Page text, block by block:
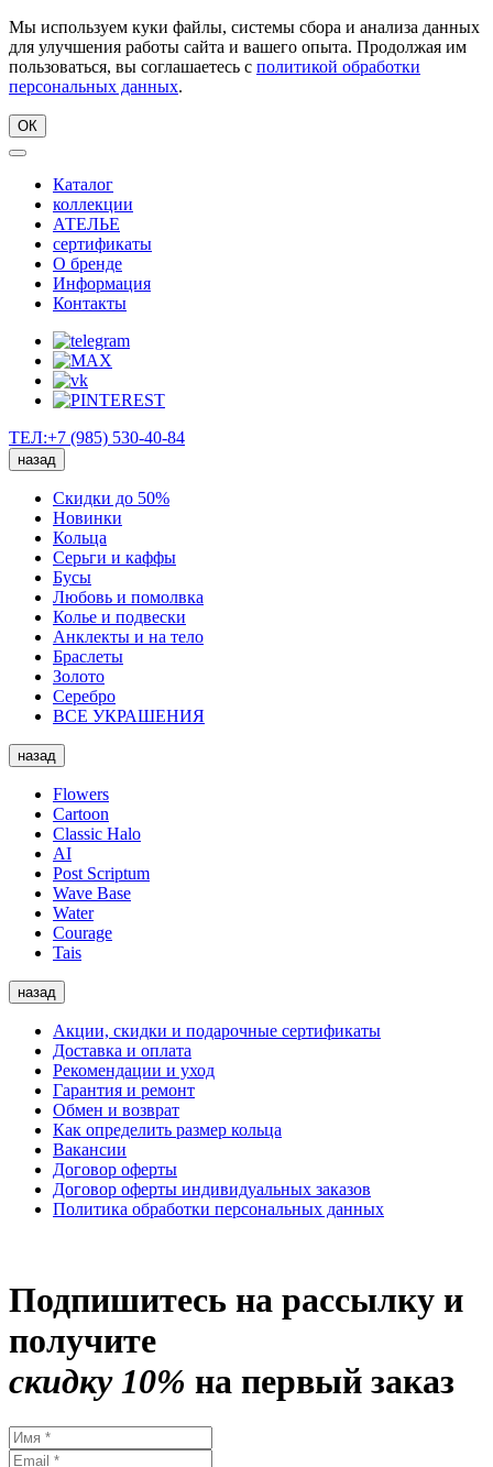
Мы используем куки файлы, системы сбора и анализа данных
для улучшения работы сайта и вашего опыта. Продолжая им
пользоваться, вы соглашаетесь с политикой обработки
персональных данных.
ОК
Каталог
коллекции
АТЕЛЬЕ
сертификаты
О бренде
Информация
Контакты
ТЕЛ:+7 (985) 530-40-84
назад
Скидки до 50%
Новинки
Кольца
Серьги и каффы
Бусы
Любовь и помолвка
Колье и подвески
Анклекты и на тело
Браслеты
Золото
Серебро
ВСЕ УКРАШЕНИЯ
назад
Flowers
Cartoon
Classic Halo
AI
Post Scriptum
Wave Base
Water
Courage
Tais
назад
Акции, скидки и подарочные сертификаты
Доставка и оплата
Рекомендации и уход
Гарантия и ремонт
Обмен и возврат
Как определить размер кольца
Вакансии
Договор оферты
Договор оферты индивидуальных заказов
Политика обработки персональных данных
Подпишитесь на рассылку и
получите
скидку 10% на первый заказ